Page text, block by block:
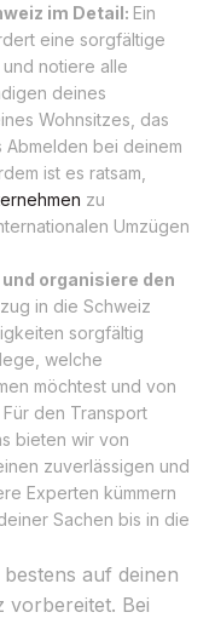
im Detail: Ein
eine sorgfältige
notiere alle
deines
Wohnsitzes, das
Abmelden bei deinem
ist es ratsam,
zu
Umzügen
organisiere den
in die Schweiz
sorgfältig
welche
möchtest und von
den Transport
bieten wir von
zuverlässigen und
Experten kümmern
Sachen bis in die
auf deinen
vorbereitet. Bei